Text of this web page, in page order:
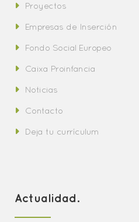
Proyectos
Empresas de Inserción
Fondo Social Europeo
Caixa Proinfancia
Noticias
Contacto
Deja tu currículum
Actualidad.